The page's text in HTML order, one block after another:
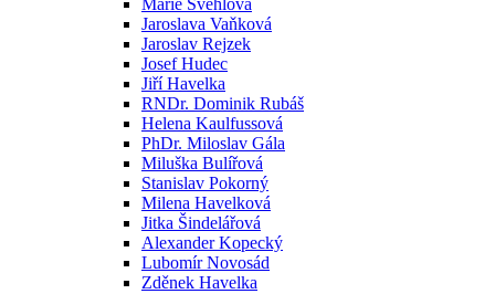
Marie Švehlová
Jaroslava Vaňková
Jaroslav Rejzek
Josef Hudec
Jiří Havelka
RNDr. Dominik Rubáš
Helena Kaulfussová
PhDr. Miloslav Gála
Miluška Bulířová
Stanislav Pokorný
Milena Havelková
Jitka Šindelářová
Alexander Kopecký
Lubomír Novosád
Zděnek Havelka